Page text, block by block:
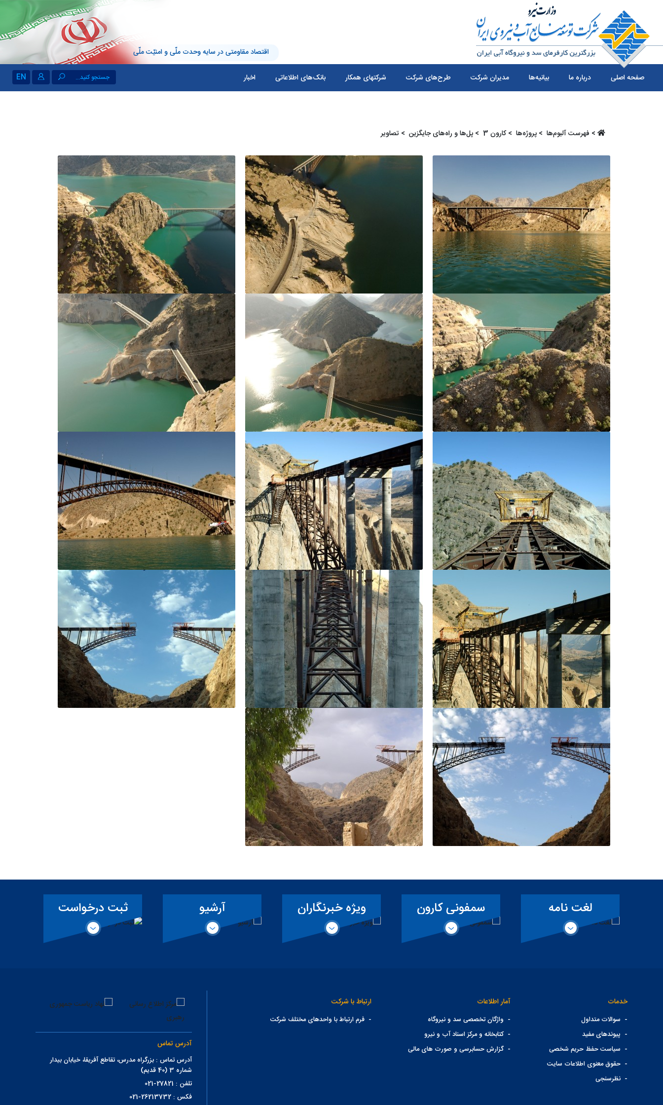
اقتصاد مقاومتی در سایه وحدت ملّی و امنیّت ملّی
صفحه اصلی درباره ما بیانیه‌ها مدیران شرکت طرح‌های شرکت شرکتهای همکار بانک‌های اطلاعاتی اخبار EN جستجو کنید...
> فهرست آلبو‌م‌ها ‏ > پروژه‌ها ‏ > کارون 3 ‏ > پل‌ها و راه‌های جایگزین ‏ > تصاویر
لغت نامه
تخصصی سد
سمفونی کارون ویژه خبرنگاران آرشیو ثبت درخواست
همکاری حقیقی
خدمات
- سوالات متداول
- پیوندهای مفید
- سیاست حفظ حریم شخصی
- حقوق معنوی اطلاعات سایت
- نظرسنجی
آمار اطلاعات
- واژگان تخصصی سد و نیروگاه
- کتابخانه و مرکز اسناد آب و نیرو
- گزارش حسابرسی و صورت های مالی
ارتباط با شرکت
- فرم ارتباط با واحدهای مختلف شرکت
آدرس تماس
آدرس تماس : بزرگراه مدرس، تقاطع آفریقا، خیابان بیدار
شماره 3 (40 قدیم)
تلفن : 27821-021
فکس : 26213732-021